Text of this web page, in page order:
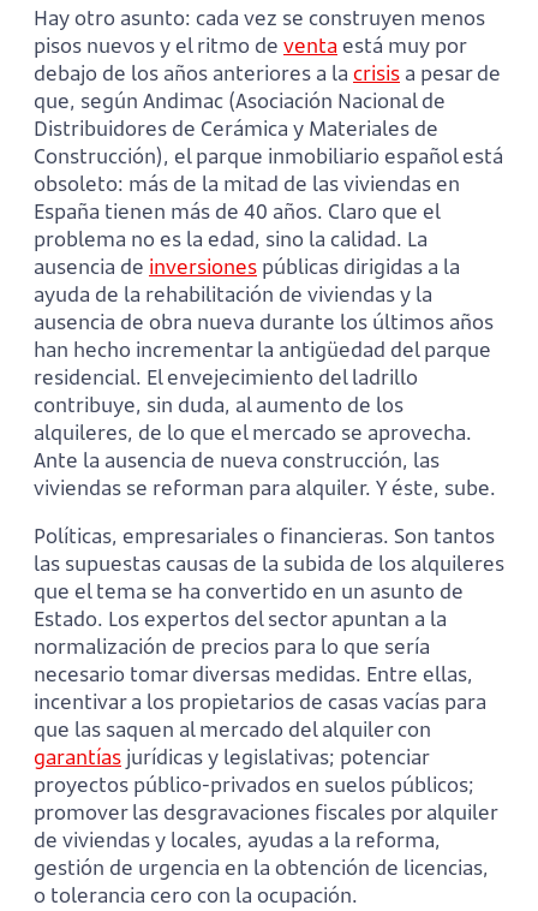
Hay otro asunto: cada vez se construyen menos
pisos nuevos y el ritmo de venta está muy por
debajo de los años anteriores a la crisis a pesar de
que, según Andimac (Asociación Nacional de
Distribuidores de Cerámica y Materiales de
Construcción), el parque inmobiliario español está
obsoleto: más de la mitad de las viviendas en
España tienen más de 40 años. Claro que el
problema no es la edad, sino la calidad. La
ausencia de inversiones públicas dirigidas a la
ayuda de la rehabilitación de viviendas y la
ausencia de obra nueva durante los últimos años
han hecho incrementar la antigüedad del parque
residencial. El envejecimiento del ladrillo
contribuye, sin duda, al aumento de los
alquileres, de lo que el mercado se aprovecha.
Ante la ausencia de nueva construcción, las
viviendas se reforman para alquiler. Y éste, sube.
Políticas, empresariales o financieras. Son tantos
las supuestas causas de la subida de los alquileres
que el tema se ha convertido en un asunto de
Estado. Los expertos del sector apuntan a la
normalización de precios para lo que sería
necesario tomar diversas medidas. Entre ellas,
incentivar a los propietarios de casas vacías para
que las saquen al mercado del alquiler con
garantías jurídicas y legislativas; potenciar
proyectos público-privados en suelos públicos;
promover las desgravaciones fiscales por alquiler
de viviendas y locales, ayudas a la reforma,
gestión de urgencia en la obtención de licencias,
o tolerancia cero con la ocupación.